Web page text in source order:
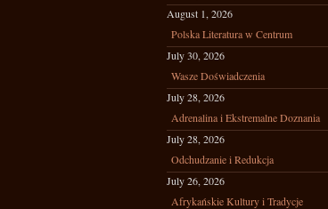
August 1, 2026
Polska Literatura w Centrum
July 30, 2026
Wasze Doświadczenia
July 28, 2026
Adrenalina i Ekstremalne Doznania
July 28, 2026
Odchudzanie i Redukcja
July 26, 2026
Afrykańskie Kultury i Tradycje